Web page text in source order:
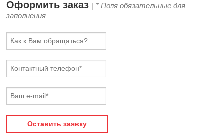
Оформить заказ | * Поля обязательные для
заполнения
Оставить заявку